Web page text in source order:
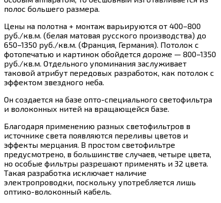
полос большего размера.
Цены на полотна + монтаж варьируются от 400–800
руб./кв.м. (белая матовая русского производства) до
650–1350 руб./кв.м. (Франция, Германия). Потолок с
фотопечатью и картинок обойдется дороже — 800–1350
руб./кв.м. Отдельного упоминания заслуживает
таковой атрибут передовых разработок, как потолок с
эффектом звездного неба.
Он создается на базе опто-специального светофильтра
и волоконных нитей на вращающейся базе.
Благодаря применению разных светофильтров в
источнике света появляются переливы цветов и
эффекты мерцания. В простом светофильтре
предусмотрено, в большинстве случаев, четыре цвета,
но особые фильтры разрешают применять и 32 цвета.
Такая разработка исключает наличие
электропроводки, поскольку употребляется лишь
оптико-волоконный кабель.